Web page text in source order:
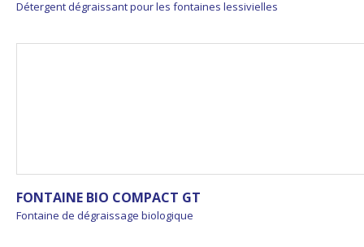
Détergent dégraissant pour les fontaines lessivielles
FONTAINE BIO COMPACT GT
Fontaine de dégraissage biologique